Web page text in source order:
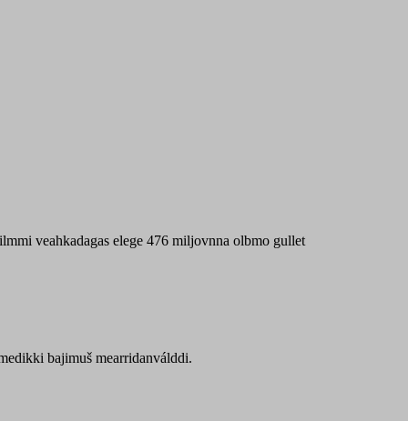
veahkadagas elege 476 miljovnna olbmo gullet
bajimuš mearridanválddi.